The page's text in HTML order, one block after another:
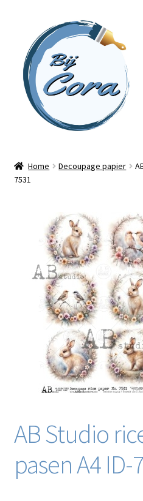
naar
navigatie
inhoud
Workshops
Online cursussen
Blog / DIY / Tutorials
Over mij
Contact
Home Decoupage papier
7531
AB Studio
pasen A4 ID-